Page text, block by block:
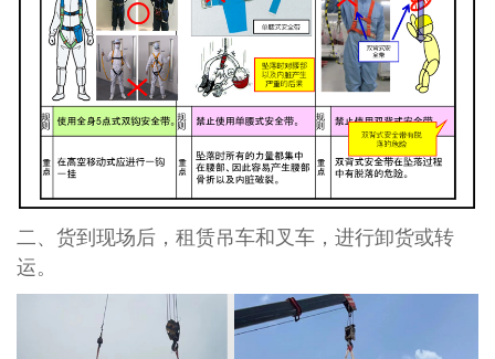
二、货到现场后，租赁吊车和叉车，进行卸货或转
运。